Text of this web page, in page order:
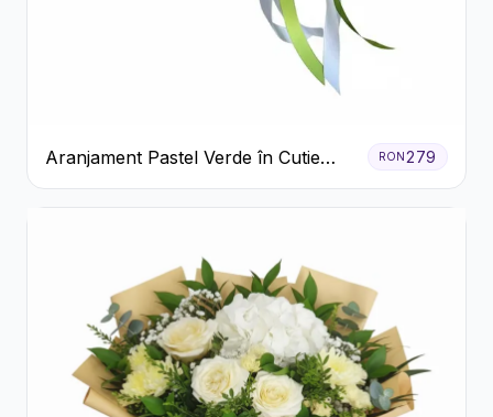
Aranjament Pastel Verde în Cutie
Galben Pal
RON279